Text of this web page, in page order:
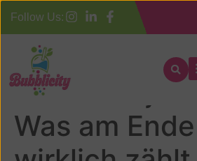
Follow Us:
Bevor ich
Was am Ende